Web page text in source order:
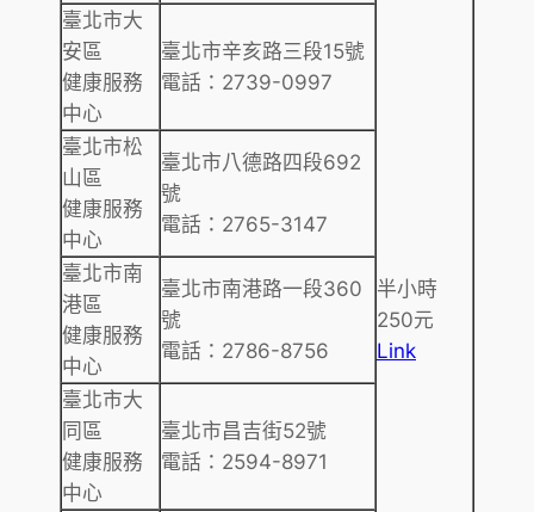
半小時
250元
Link
臺北市大
安區
健康服務
中心
臺北市辛亥路三段15號
電話：2739-0997
臺北市松
山區
健康服務
中心
臺北市八德路四段692
號
電話：2765-3147
臺北市南
港區
健康服務
中心
臺北市南港路一段360
號
電話：2786-8756
臺北市大
同區
健康服務
中心
臺北市昌吉街52號
電話：2594-8971